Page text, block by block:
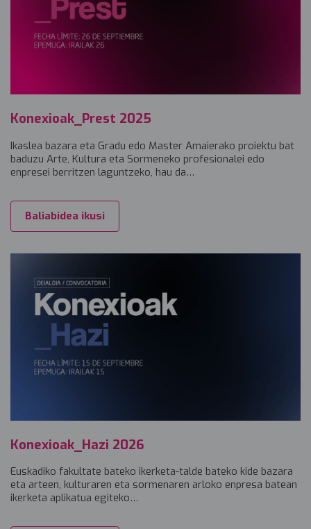
Konexioak_Prest 2025
Ikaslea bazara eta Gradu edo Master Amaierako proiektu bat
baduzu Arte, Kultura eta Sormeneko profesionalei edo
enpresei berritzen laguntzeko, hau da…
Baliabidea ikusi
Konexioak_Hazi 2026
Euskadiko fakultate bateko ikerketa-talde bateko kide bazara
eta arteen, kulturaren eta sormenaren arloko enpresa batean
ikerketa aplikatua egiteko…